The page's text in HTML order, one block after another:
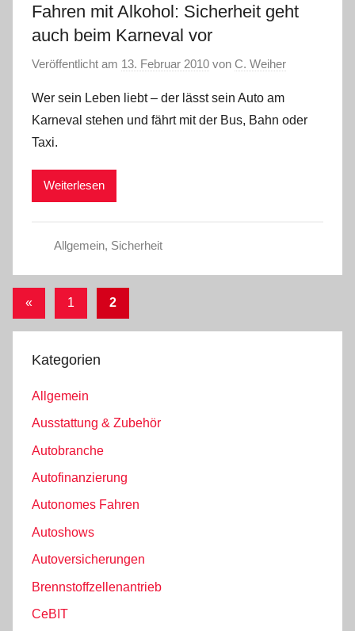
Fahren mit Alkohol: Sicherheit geht
auch beim Karneval vor
Veröffentlicht am 13. Februar 2010 von C. Weiher
Wer sein Leben liebt – der lässt sein Auto am
Karneval stehen und fährt mit der Bus, Bahn oder
Taxi.
Weiterlesen
Allgemein, Sicherheit
Seitennummerierung
der
Beiträge
« Vorherige
1 2
Kategorien
Allgemein
Ausstattung & Zubehör
Autobranche
Autofinanzierung
Autonomes Fahren
Autoshows
Autoversicherungen
Brennstoffzellenantrieb
CeBIT